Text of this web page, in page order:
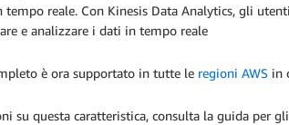
reale. Con Kinesis Data Analytics, gli
e analizzare i dati in tempo reale
è ora supportato in tutte le regioni AWS in
su questa caratteristica, consulta la guida per